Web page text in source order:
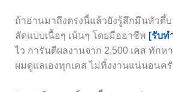
ถ้าอ่านมาถึงตรงนี้แล้วยังรู้สึกมึนหัวตึ้
ลัดแบบเนื้อๆ เน้นๆ โดยมืออาชีพ [รับท
ไว การันตีผลงานจาก 2,500 เคส ทักห
ผมดูแลเองทุกเคส ไม่ทิ้งงานแน่นอนค